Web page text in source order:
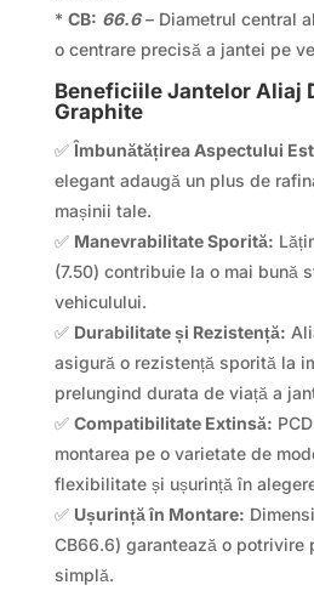
* CB: 66.6– Diametrul central
o centrare precisă a jantei pe
Beneficiile Jantelor Aliaj
Graphite
✅Îmbunătățirea Aspectului
elegant adaugă un plus de
mașinii tale.
✅ Manevrabilitate Sporită:
(7.50) contribuie la o mai bună
vehiculului.
✅ Durabilitate și Rezistență:
asigură o rezistență sporită la
prelungind durata de viață a
✅ Compatibilitate Extinsă:
montarea pe o varietate de
flexibilitate și ușurință în
✅ Ușurință în Montare:
CB66.6) garantează o potrivire
simplă.